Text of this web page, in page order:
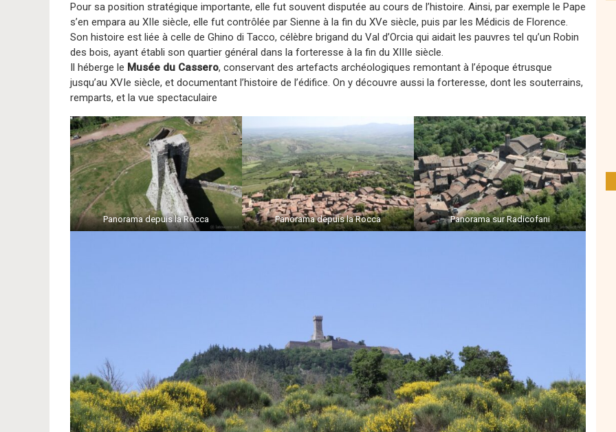
Pour sa position stratégique importante, elle fut souvent disputée au cours de l’histoire. Ainsi, par exemple le Pape
s’en empara au XIIe siècle, elle fut contrôlée par Sienne à la fin du XVe siècle, puis par les Médicis de Florence.
Son histoire est liée à celle de Ghino di Tacco, célèbre brigand du Val d’Orcia qui aidait les pauvres tel qu’un Robin
des bois, ayant établi son quartier général dans la forteresse à la fin du XIIIe siècle.
Il héberge le Musée du Cassero, conservant des artefacts archéologiques remontant à l’époque étrusque
jusqu’au XVIe siècle, et documentant l’histoire de l’édifice. On y découvre aussi la forteresse, dont les souterrains,
remparts, et la vue spectaculaire
Panorama depuis la Rocca Panorama depuis la Rocca Panorama sur Radicofani